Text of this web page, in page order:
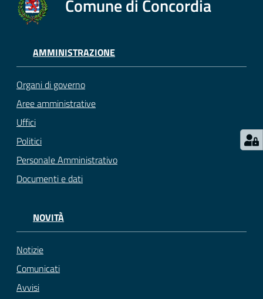
Comune di Concordia
AMMINISTRAZIONE
Organi di governo
Aree amministrative
Uffici
Politici
Personale Amministrativo
Documenti e dati
NOVITÀ
Notizie
Comunicati
Avvisi